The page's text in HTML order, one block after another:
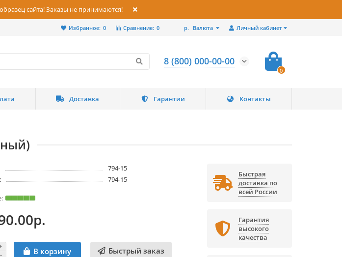
сайта! Заказы не принимаются!
Личный кабинет
р. Валюта
Сравнение: 0
Избранное: 0
8 (800) 000-00-00
0
Доставка Гарантии Контакты
794-15
794-15
В корзину Быстрый заказ
Быстрая
доставка по
всей России
Гарантия
высокого
качества